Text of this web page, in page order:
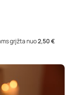
grįžta nuo2,50 €